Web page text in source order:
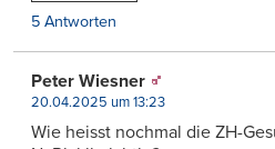
5 Antworten
Peter Wiesner
20.04.2025 um 13:23
Wie heisst nochmal die ZH-